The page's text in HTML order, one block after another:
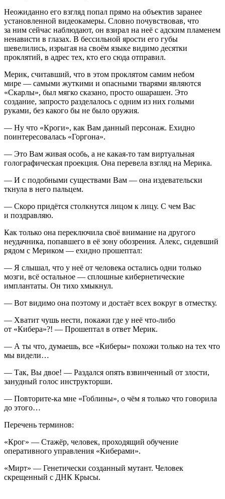
Неожиданно его взгляд попал прямо на объектив заранее
установленной видеокамеры. Словно почувствовав, что
за ним сейчас наблюдают, он взирал на неё с адским пламенем
ненависти в глазах. В бессильной ярости его губы
шевелились, изрыгая на своём языке видимо десятки
проклятий, в адрес тех, кто его сюда отправил.
Мерик, считавший, что в этом проклятом самим небом
мире — самыми жуткими и опасными тварями являются
«Скарлы», был мягко сказано, просто ошарашен. Это
создание, запросто разделалось с одним из них голыми
руками, без какого бы не было оружия.
— Ну что «Кроги», как Вам данный персонаж. Ехидно
поинтересовалась «Горгона».
— Это Вам живая особь, а не какая-то там виртуальная
голографическая проекция. Она перевела взгляд на Мерика.
— И с подобными существами Вам — она издевательски
ткнула в него пальцем.
— Скоро придётся столкнутся лицом к лицу. С чем Вас
и поздравляю.
Как только она переключила своё внимание на другого
неудачника, попавшего в её зону обозрения. Алекс, сидевший
рядом с Мериком — ехидно прошептал:
— Я слышал, что у неё от человека остались одни только
мозги, всё остальное — сплошные кибернетические
имплантаты. Он тихо хмыкнул.
— Вот видимо она поэтому и достаёт всех вокруг в отместку.
— Хватит чушь нести, покажи где у неё что-либо
от «Кибера»?! — Прошептал в ответ Мерик.
— А ты что, думаешь, все «Киберы» похожи только на тех что
мы видели…
— Так, Вы двое! — Раздался опять взвинченный от злости,
занудный голос инструкторши.
— Повторите-ка мне «Гоблины», о чём я только что говорила
до этого…
Перечень терминов:
«Крог» — Стажёр, человек, проходящий обучение
оперативного управления «Киберами».
«Мирт» — Генетически созданный мутант. Человек
скрещенный с ДНК Крысы.